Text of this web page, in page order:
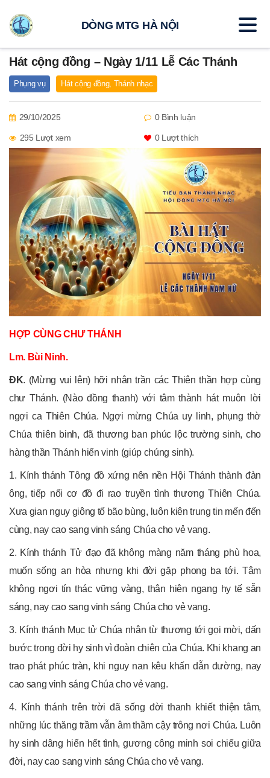
Hát cộng đồng – Ngày 1/11 Lễ Các Thánh
Phụng vụ Hát cộng đồng, Thánh nhạc
29/10/2025 0 Bình luận
295 Lượt xem 0Lượt thích
HỢP CÙNG CHƯ THÁNH
Lm. Bùi Ninh.
ĐK. (Mừng vui lên) hỡi nhân trần các Thiên thần hợp cùng
chư Thánh. (Nào đồng thanh) với tâm thành hát muôn lời
ngợi ca Thiên Chúa. Ngợi mừng Chúa uy linh, phụng thờ
Chúa thiên binh, đã thương ban phúc lộc trường sinh, cho
hàng thần Thánh hiển vinh (giúp chúng sinh).
1. Kính thánh Tông đồ xứng nên nền Hội Thánh thành đàn
ông, tiếp nối cơ đồ đi rao truyền tình thương Thiên Chúa.
Xưa gian nguy giông tố bão bùng, luôn kiên trung tin mến đến
cùng, nay cao sang vinh sáng Chúa cho vẻ vang.
2. Kính thánh Tử đạo đã không màng năm tháng phù hoa,
muốn sống an hòa nhưng khi đời gặp phong ba tới. Tâm
không ngơi tín thác vững vàng, thân hiên ngang hy tế sẵn
sáng, nay cao sang vinh sáng Chúa cho vẻ vang.
3. Kính thánh Mục tử Chúa nhân từ thương tới gọi mời, dấn
bước trong đời hy sinh vì đoàn chiên của Chúa. Khi khang an
trao phát phúc tràn, khi nguy nan kêu khấn dẫn đường, nay
cao sang vinh sáng Chúa cho vẻ vang.
4. Kính thánh trên trời đã sống đời thanh khiết thiện tâm,
những lúc thăng trầm vẫn âm thầm cậy trông nơi Chúa. Luôn
hy sinh dâng hiến hết tình, gương công minh soi chiếu giữa
đời, nay cao sang vinh sáng Chúa cho vẻ vang.
DÒNG MTG HÀ NỘI